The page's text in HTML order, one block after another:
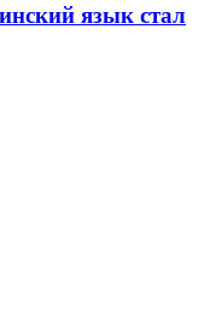
язык стал